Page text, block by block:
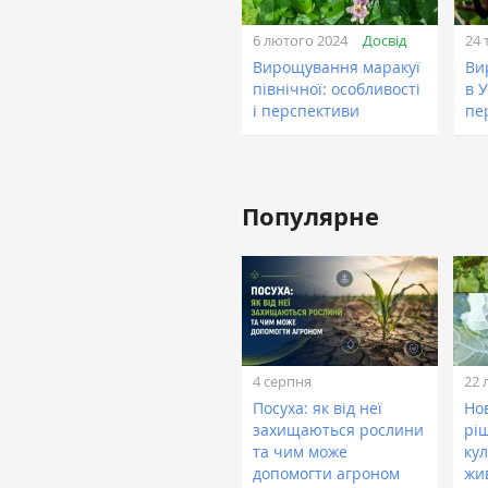
6 лютого 2024 Досвід
Вирощування маракуї
північної: особливості
і перспективи
24
в
Популярне
4 серпня
Посуха: як від неї
захищаються рослини
та чим може
допомогти агроном
22